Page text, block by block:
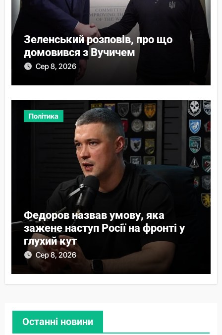
Зеленський розповів, про що
домовився з Вучичем
Сер 8, 2026
Політика
Федоров назвав умову, яка
зажене наступ Росії на фронті у
глухий кут
Сер 8, 2026
Останні новини